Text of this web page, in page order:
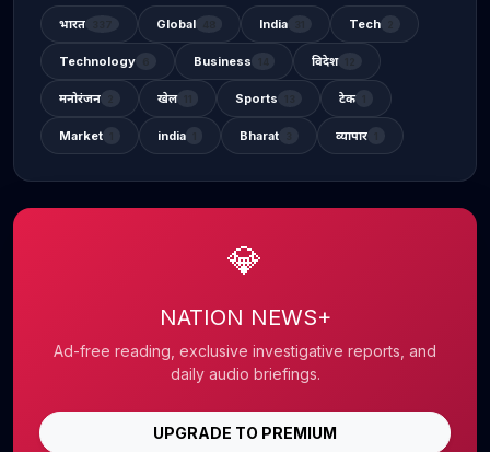
भारत Global India Tech
Technology Business विदेश
मनोरंजन खेल Sports टेक
Market india Bharat व्यापार
💎
NATION NEWS+
Ad-free reading, exclusive investigative reports, and
daily audio briefings.
UPGRADE TO PREMIUM